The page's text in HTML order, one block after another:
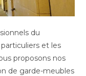
du
et les
proposons nos
de garde-meubles